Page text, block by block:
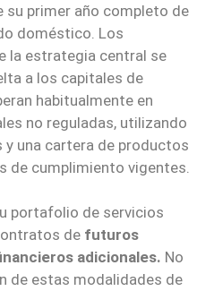
su primer año completo de
doméstico. Los
la estrategia central se
a los capitales de
habitualmente en
no reguladas, utilizando
una cartera de productos
de cumplimiento vigentes.
portafolio de servicios
de futuros
adicionales. No
de estas modalidades de